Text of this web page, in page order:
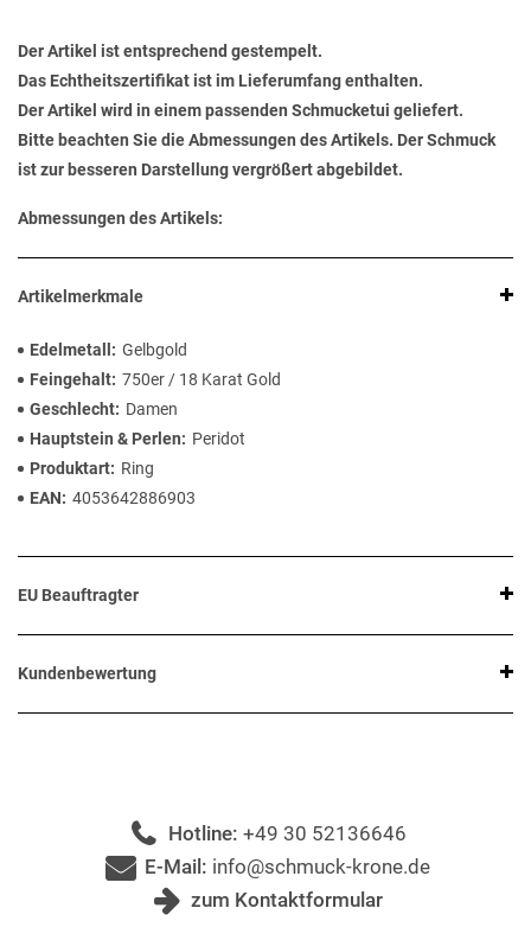
Der Artikel ist entsprechend gestempelt.
Das Echtheitszertifikat ist im Lieferumfang enthalten.
Der Artikel wird in einem passenden Schmucketui geliefert.
Bitte beachten Sie die Abmessungen des Artikels. Der Schmuck
ist zur besseren Darstellung vergrößert abgebildet.
Abmessungen des Artikels:
Artikelmerkmale
Edelmetall
Gelbgold
Feingehalt 750er / 18 Karat Gold
Geschlecht
Damen
Hauptstein & Perlen
Peridot
Produktart
Ring
EAN
4053642886903
EU Beauftragter
Kundenbewertung
Hotline: +49 30 52136646
E-Mail: info@schmuck-krone.de
zum Kontaktformular